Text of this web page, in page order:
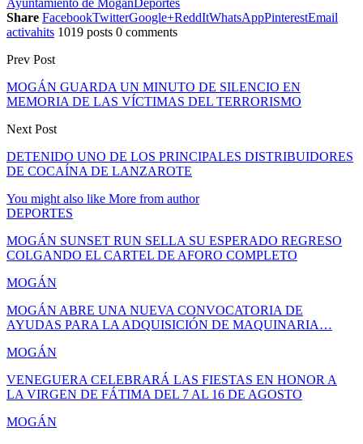
Share FacebookTwitterGoogle+ReddItWhatsAppPinterestEmail
activahits 1019 posts 0 comments
Prev Post
MOGÁN GUARDA UN MINUTO DE SILENCIO EN
MEMORIA DE LAS VÍCTIMAS DEL TERRORISMO
Next Post
DETENIDO UNO DE LOS PRINCIPALES DISTRIBUIDORES
DE COCAÍNA DE LANZAROTE
You might also like More from author
DEPORTES
MOGÁN SUNSET RUN SELLA SU ESPERADO REGRESO
COLGANDO EL CARTEL DE AFORO COMPLETO
MOGÁN
MOGÁN ABRE UNA NUEVA CONVOCATORIA DE
AYUDAS PARA LA ADQUISICIÓN DE MAQUINARIA…
MOGÁN
VENEGUERA CELEBRARÁ LAS FIESTAS EN HONOR A
LA VIRGEN DE FÁTIMA DEL 7 AL 16 DE AGOSTO
MOGÁN